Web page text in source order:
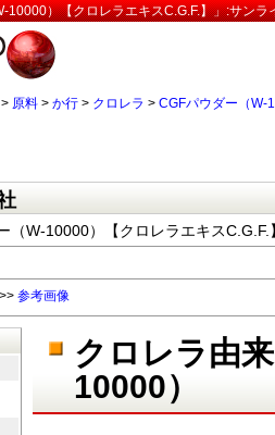
10000）【クロレラエキスC.G.F.】」:サン
> 原料 > か行 > クロレラ > CGFパウダー（W-
（W-10000）【クロレラエキスC.G.F.
>> 参考画像
クロレラ由
10000）